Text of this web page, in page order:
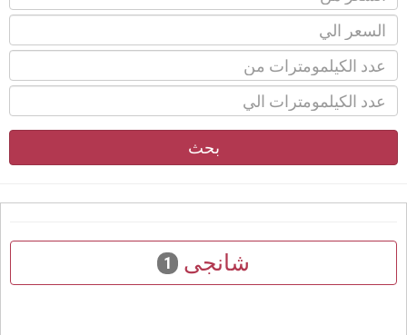
بحث
شانجى 1